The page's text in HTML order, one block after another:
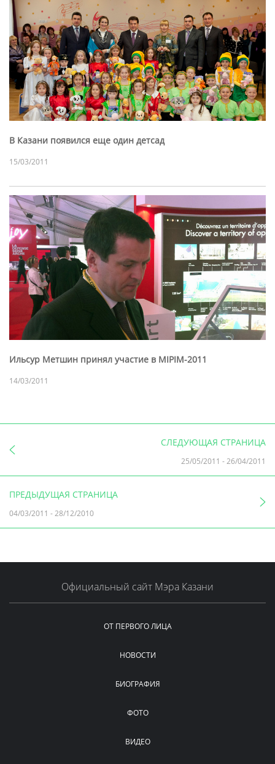
В Казани появился еще один детсад
15/03/2011
Ильсур Метшин принял участие в MIPIM-2011
14/03/2011
СЛЕДУЮЩАЯ СТРАНИЦА
25/05/2011 -26/04/2011
ПРЕДЫДУЩАЯ СТРАНИЦА
04/03/2011 -28/12/2010
Официальный сайт Мэра Казани
ОТ ПЕРВОГО ЛИЦА
НОВОСТИ
БИОГРАФИЯ
ФОТО
ВИДЕО